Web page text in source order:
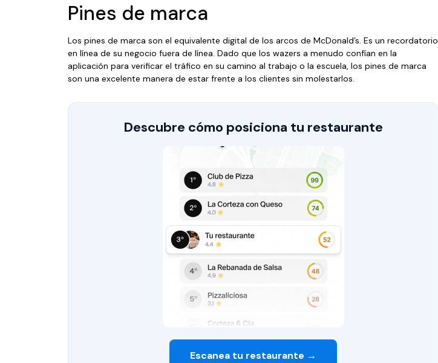
Pines de marca
Los pines de marca son el equivalente digital de los arcos de McDonald’s. Es un recordatorio
en línea de su negocio fuera de línea. Dado que los wazers a menudo confían en la
aplicación para verificar el tráfico en su camino al trabajo o la escuela, los pines de marca
son una excelente manera de estar frente a los clientes sin molestarlos.
Descubre cómo posiciona tu restaurante
Escanea tu restaurante →